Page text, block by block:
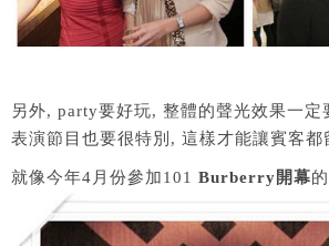
另外, party要好玩, 整體的聲光效果一定
表演節目也要很特別, 這樣才能讓賓客都
就像今年4月份參加101 Burberry開幕